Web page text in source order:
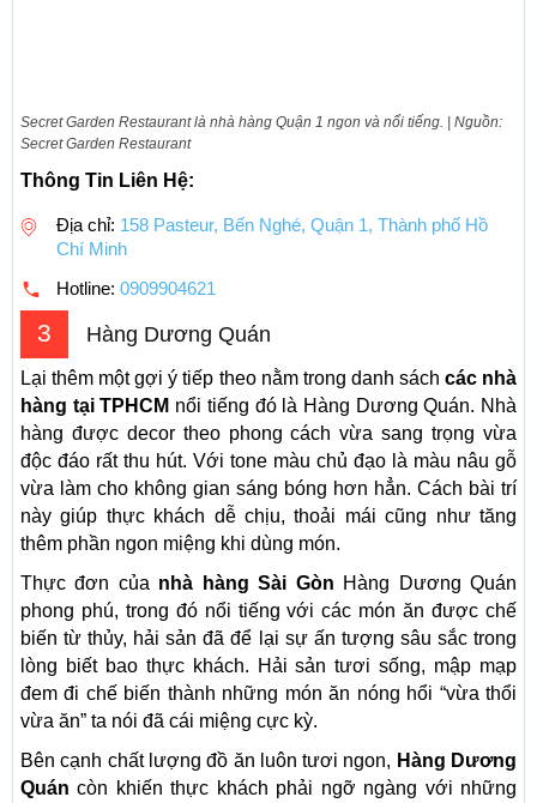
Secret Garden Restaurant là nhà hàng Quận 1 ngon và nổi tiếng. | Nguồn:
Secret Garden Restaurant
Thông Tin Liên Hệ:
Địa chỉ: 158 Pasteur, Bến Nghé, Quận 1, Thành phố Hồ
Chí Minh
Hotline: 0909904621
3 Hàng Dương Quán
Lại thêm một gợi ý tiếp theo nằm trong danh sách các nhà
hàng tại TPHCM nổi tiếng đó là Hàng Dương Quán. Nhà
hàng được decor theo phong cách vừa sang trọng vừa
độc đáo rất thu hút. Với tone màu chủ đạo là màu nâu gỗ
vừa làm cho không gian sáng bóng hơn hẳn. Cách bài trí
này giúp thực khách dễ chịu, thoải mái cũng như tăng
thêm phần ngon miệng khi dùng món.
Thực đơn của nhà hàng Sài Gòn Hàng Dương Quán
phong phú, trong đó nổi tiếng với các món ăn được chế
biến từ thủy, hải sản đã để lại sự ấn tượng sâu sắc trong
lòng biết bao thực khách. Hải sản tươi sống, mập mạp
đem đi chế biến thành những món ăn nóng hổi “vừa thổi
vừa ăn” ta nói đã cái miệng cực kỳ.
Bên cạnh chất lượng đồ ăn luôn tươi ngon, Hàng Dương
Quán còn khiến thực khách phải ngỡ ngàng với những